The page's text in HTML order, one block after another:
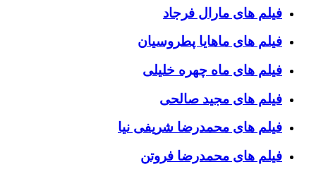
فیلم های مارال فرجاد
فیلم های ماهایا پطروسیان
فیلم های ماه چهره خلیلی
فیلم های مجید صالحی
فیلم های محمدرضا شریفی نیا
فیلم های محمدرضا فروتن